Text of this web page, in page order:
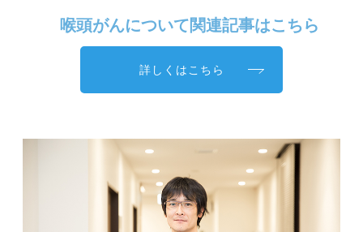
喉頭がんについて関連記事はこちら
詳しくはこちら